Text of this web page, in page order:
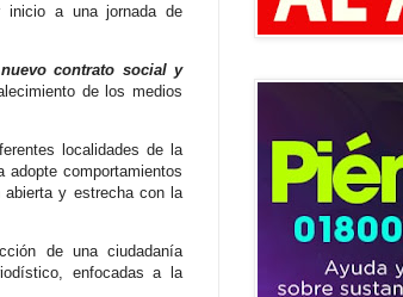
inicio a una jornada de
contrato social y
de los medios
localidades de la
adopte comportamientos
abierta y estrecha con la
de una ciudadanía
enfocadas a la